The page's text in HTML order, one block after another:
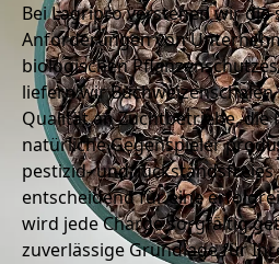
Bei Lagripro verstehen wir die
Anforderungen von
biologischen
liefern wir
Qualität an Zuchtbetriebe, die
natürliche Gegenspieler
pestizid- und
entscheidend für eine
wird jede Charge sorgfältig
zuverlässige Grundlage für